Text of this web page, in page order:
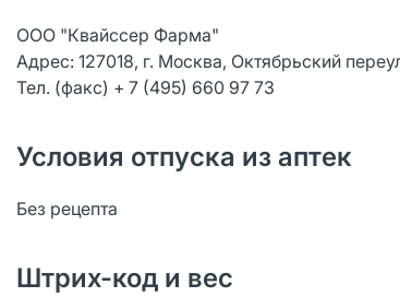
ООО "Квайссер Фарма"
Адрес: 127018, г. Москва, Октябрьский
Тел. (факс) + 7 (495) 660 97 73
Условия отпуска из аптек
Без рецепта
Штрих-код и вес